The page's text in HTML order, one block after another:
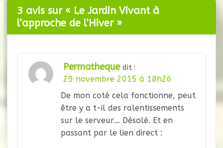
3 avis sur « Le Jardin Vivant à
l’approche de l’Hiver»
Permatheque dit :
29 novembre 2015 à 18h26
De mon coté cela fonctionne, peut
être y a t-il des ralentissements
sur le serveur… Désolé. Et en
passant par le lien direct :